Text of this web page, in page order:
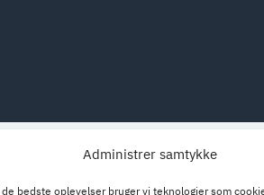
Administrer samtykke
de bedste oplevelser bruger vi teknologier som